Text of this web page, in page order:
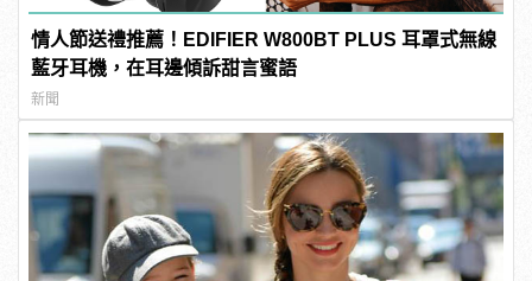
情人節送禮推薦！EDIFIER W800BT PLUS 耳罩式無線
藍牙耳機，在耳邊傾訴甜言蜜語
新聞